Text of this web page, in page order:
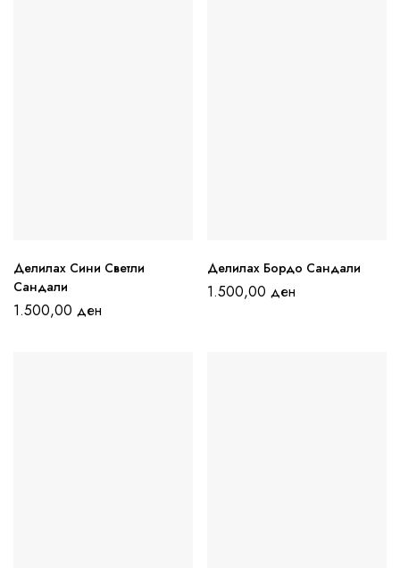
Делилах Сини Cветли
Сандали
1.500,00 ден
Делилах Бордо Сандали
1.500,00 ден